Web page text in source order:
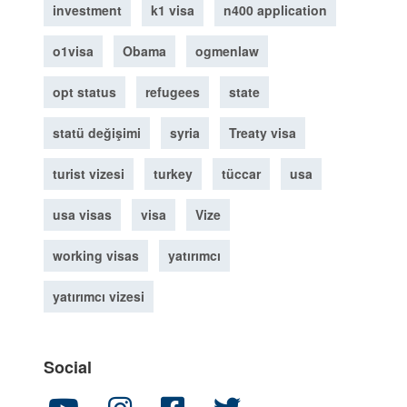
investment k1 visa n400 application
o1visa Obama ogmenlaw
opt status refugees state
statü değişimi syria Treaty visa
turist vizesi turkey tüccar usa
usa visas visa Vize
working visas yatırımcı
yatırımcı vizesi
Social